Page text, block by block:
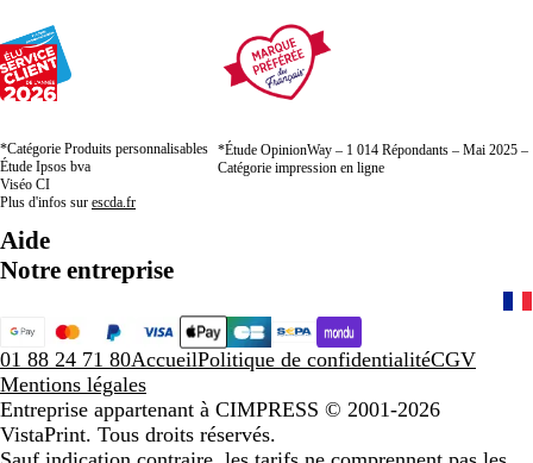
*Catégorie Produits personnalisables
Étude Ipsos bva
Viséo CI
Plus d'infos sur escda.fr
*Étude OpinionWay – 1 014 Répondants – Mai 2025 –
Catégorie impression en ligne
Aide
Notre entreprise
01 88 24 71 80AccueilPolitique de confidentialitéCGV
Mentions légales
Entreprise appartenant à CIMPRESS © 2001-2026
VistaPrint. Tous droits réservés.